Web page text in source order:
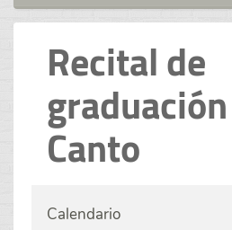
Recital de
Canto
Calendario